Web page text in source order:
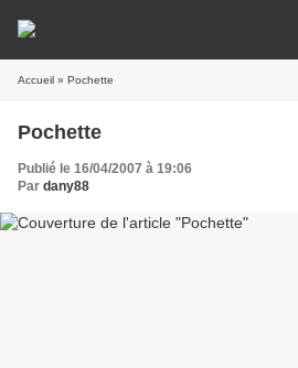
Accueil » Pochette
Pochette
Publié le 16/04/2007 à 19:06
Par dany88